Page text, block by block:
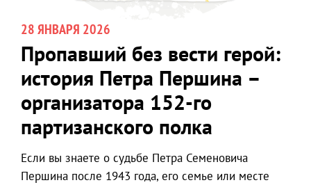
28 ЯНВАРЯ 2026
Пропавший без вести герой:
история Петра Першина –
организатора 152-го
партизанского полка
Если вы знаете о судьбе Петра Семеновича
Першина после 1943 года, его семье или месте